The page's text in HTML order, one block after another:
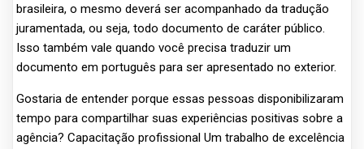
brasileira, o mesmo deverá ser acompanhado da tradução
juramentada, ou seja, todo documento de caráter público.
Isso também vale quando você precisa traduzir um
documento em português para ser apresentado no exterior.
Gostaria de entender porque essas pessoas disponibilizaram
tempo para compartilhar suas experiências positivas sobre a
agência? Capacitação profissional Um trabalho de excelência